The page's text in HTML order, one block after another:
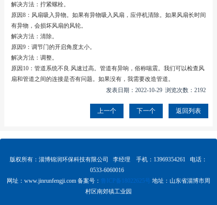
解决方法：拧紧螺栓。
原因8：风扇吸入异物。如果有异物吸入风扇，应停机清除。如果风扇长时间
有异物，会损坏风扇的风轮。
解决方法：清除。
原因9：调节门的开启角度太小。
解决方法：调整。
原因10：管道系统不良.风速过高。管道有异响，俗称喘震。我们可以检查风
扇和管道之间的连接是否有问题。如果没有，我需要改造管道。
发表日期：2022-10-29 浏览次数：2192
上一个 下一个 返回列表
版权所有：淄博锦润环保科技有限公司 李经理 手机：13969354261 电话：
0533-6060016
网址：www.jinrunfengji.com备案号： 鲁ICP备18022625号 地址：山东省淄博市周
村区南郊镇工业园